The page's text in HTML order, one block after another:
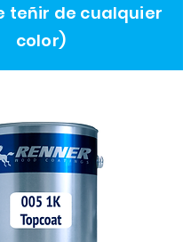
teñir de cualquier
color)